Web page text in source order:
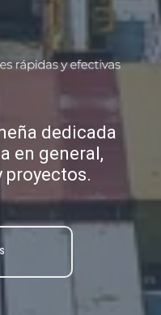
dedicada
en general,